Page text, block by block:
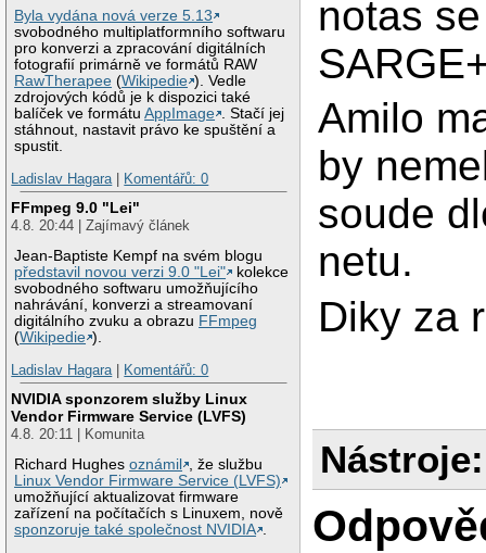
Byla vydána nová verze 5.13
svobodného multiplatformního softwaru
pro konverzi a zpracování digitálních
fotografií primárně ve formátů RAW
RawTherapee (Wikipedie ). Vedle
zdrojových kódů je k dispozici také
balíček ve formátuAppImage . Stačí jej
stáhnout, nastavit právo ke spuštění a
spustit.
Ladislav Hagara| Komentářů: 0
FFmpeg 9.0 "Lei"
4.8. 20:44 | Zajímavý článek
Jean-Baptiste Kempf na svém blogu
představil novou verzi 9.0 "Lei"
kolekce
svobodného softwaru umožňujícího
nahrávání, konverzi a streamovaní
digitálního zvuku a obrazu FFmpeg
(Wikipedie ).
Ladislav Hagara| Komentářů: 0
NVIDIA sponzorem služby Linux
Vendor Firmware Service (LVFS)
4.8. 20:11 | Komunita
Richard Hughesoznámil
, že službu
Linux Vendor Firmware Service (LVFS)
umožňující aktualizovat firmware
zařízení na počítačích s Linuxem, nově
sponzoruje také společnost NVIDIA .
notas
Amilo
by
soude
netu.
Diky za
Nástroje: